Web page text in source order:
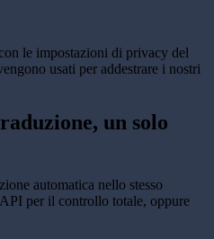
le impostazioni di privacy del
usati per addestrare i nostri
un solo
automatica nello stesso
per il controllo totale, oppure